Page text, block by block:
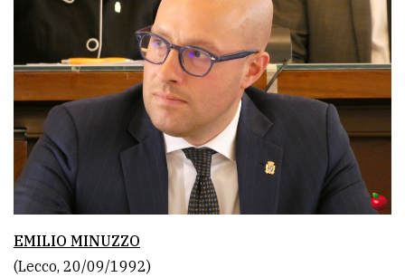
EMILIO MINUZZO
(Lecco, 20/09/1992)